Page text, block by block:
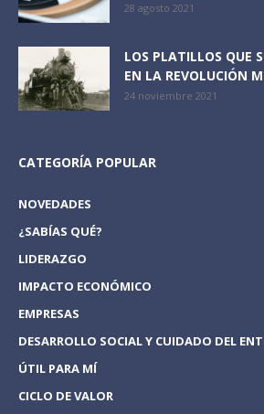
28 agosto 2021
LOS PLATILLOS QUE
EN LA REVOLUCIÓN
24 noviembre 2021
CATEGORÍA POPULAR
NOVEDADES
¿SABÍAS QUÉ?
LIDERAZGO
IMPACTO ECONÓMICO
EMPRESAS
DESARROLLO SOCIAL Y CUIDADO DEL
ÚTIL PARA MÍ
CICLO DE VALOR